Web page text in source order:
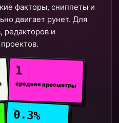
факторы, сниппеты и
двигает рунет. Для
редакторов и
1
средние просмотры
0.3%